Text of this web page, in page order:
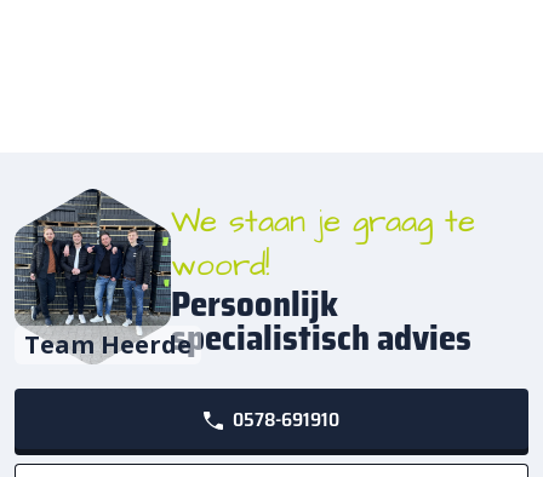
Team Heerde
We staan je graag te
woord!
Persoonlijk
specialistisch advies
0578-691910